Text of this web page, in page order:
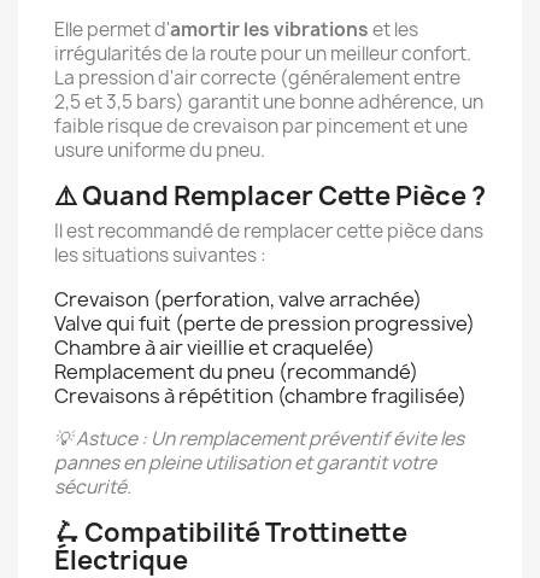
Elle permet d'amortir les vibrationset les
irrégularités de la route pour un meilleur confort.
La pression d'air correcte (généralement entre
2,5 et 3,5 bars) garantit une bonne adhérence, un
faible risque de crevaison par pincement et une
usure uniforme du pneu.
⚠️ Quand Remplacer Cette Pièce ?
Il est recommandé de remplacer cette pièce dans
les situations suivantes :
Crevaison (perforation, valve arrachée)
Valve qui fuit (perte de pression progressive)
Chambre à air vieillie et craquelée)
Remplacement du pneu (recommandé)
Crevaisons à répétition (chambre fragilisée)
💡 Astuce : Un remplacement préventif évite les
pannes en pleine utilisation et garantit votre
sécurité.
🛴 Compatibilité Trottinette
Électrique